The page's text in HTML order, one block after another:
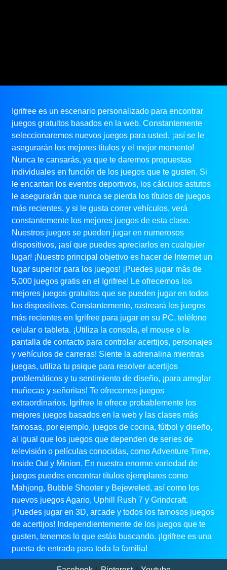
Igrifree es un escenario personalizado para encontrar
juegos gratuitos basados ​​en la web. Constantemente
seleccionaremos nuevos juegos para usted, ¡así se le
asegurarán los mejores títulos y el mejor momento!
Nunca te cansarás, ya que te daremos propuestas
individuales en función de los juegos que te gusten. Si
le encantan los eventos deportivos, los cálculos astutos
le asegurarán que nunca se pierda los títulos de juegos
más recientes, y si le gusta correr vehículos, verá
constantemente los mejores juegos de esta clase.
Nuestros juegos se pueden jugar en numerosos
dispositivos, ¡así que puedes apreciarlos en cualquier
lugar! ¡Nuestro principal objetivo es hacer de Internet un
lugar superior para los juegos! ¡Puedes jugar más de
5,000 juegos gratis en el Igrifree! Le ofrecemos los
mejores juegos gratuitos que se pueden jugar en todos
los dispositivos. Constantemente, rastreará los juegos
más recientes en Igrifree para jugar en su PC, teléfono
celular o tableta. ¡Utiliza la consola, el mouse o la
pantalla de contacto para controlar acertijos, personajes
y vehículos de carreras! Siente la adrenalina mientras
juegas, utiliza tu psique para resolver acertijos
problemáticos y tu sentimiento de diseño, ¡para arreglar
muñecas y señoritas! Te ofrecemos juegos
extraordinarios. Igrifree le ofrece probablemente los
mejores juegos basados ​​en la web y las clases más
famosas, por ejemplo, juegos de cocina, fútbol y diseño,
al igual que los juegos que dependen de series de
televisión o películas conocidas, como Adventure Time,
Inside Out y Minion. En nuestra enorme variedad de
juegos puedes encontrar títulos ejemplares como
Mahjong, Bubble Shooter y Bejeweled, así como los
nuevos juegos Agario, Uphill Rush 7 y Grindcraft.
¡Puedes jugar en 3D, arcade y todos los famosos juegos
de acertijos! Independientemente de los juegos que te
gusten, tenemos lo que estás buscando. ¡Igrifree es una
puerta de entrada para toda la familia!